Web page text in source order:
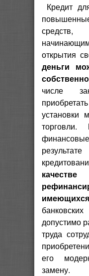
Кредит
открытия
деньги
числе
установки
допустимо
труда
его
замену.